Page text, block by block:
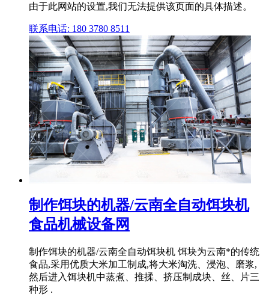
由于此网站的设置,我们无法提供该页面的具体描述。
联系电话: 180 3780 8511
制作饵块的机器/云南全自动饵块机
食品机械设备网
制作饵块的机器/云南全自动饵块机 饵块为云南*的传统
食品,采用优质大米加工制成,将大米淘洗、浸泡、磨浆,
然后进入饵块机中蒸煮、推揉、挤压制成块、丝、片三
种形 .